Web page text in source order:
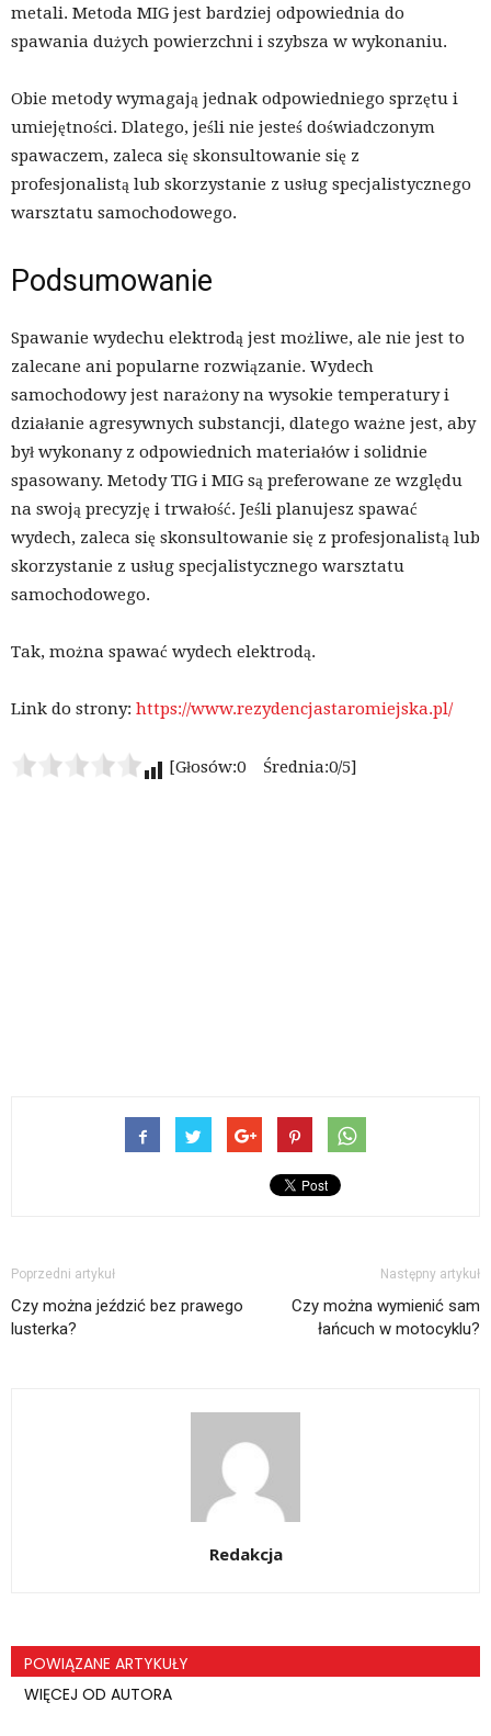
metali. Metoda MIG jest bardziej odpowiednia do
spawania dużych powierzchni i szybsza w wykonaniu.
Obie metody wymagają jednak odpowiedniego sprzętu i
umiejętności. Dlatego, jeśli nie jesteś doświadczonym
spawaczem, zaleca się skonsultowanie się z
profesjonalistą lub skorzystanie z usług specjalistycznego
warsztatu samochodowego.
Podsumowanie
Spawanie wydechu elektrodą jest możliwe, ale nie jest to
zalecane ani popularne rozwiązanie. Wydech
samochodowy jest narażony na wysokie temperatury i
działanie agresywnych substancji, dlatego ważne jest, aby
był wykonany z odpowiednich materiałów i solidnie
spasowany. Metody TIG i MIG są preferowane ze względu
na swoją precyzję i trwałość. Jeśli planujesz spawać
wydech, zaleca się skonsultowanie się z profesjonalistą lub
skorzystanie z usług specjalistycznego warsztatu
samochodowego.
Tak, można spawać wydech elektrodą.
Link do strony: https://www.rezydencjastaromiejska.pl/
[Głosów:0 Średnia:0/5]
Poprzedni artykuł
Czy można jeździć bez prawego
lusterka?
Następny artykuł
Czy można wymienić sam
łańcuch w motocyklu?
Redakcja
POWIĄZANE ARTYKUŁY
WIĘCEJ OD AUTORA